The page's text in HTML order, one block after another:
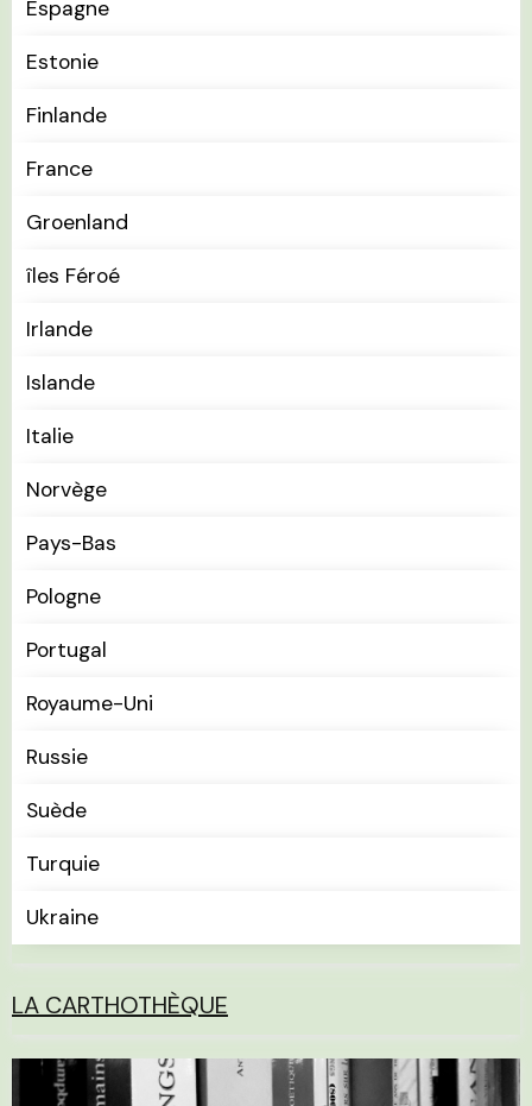
Espagne
Estonie
Finlande
France
Groenland
îles Féroé
Irlande
Islande
Italie
Norvège
Pays-Bas
Pologne
Portugal
Royaume-Uni
Russie
Suède
Turquie
Ukraine
LA CARTHOTHÈQUE